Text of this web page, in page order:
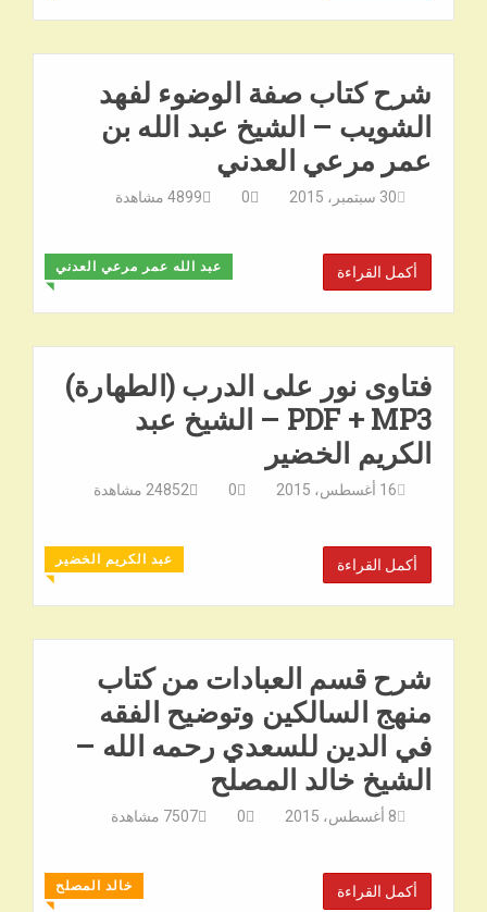
شرح كتاب صفة الوضوء لفهد
الشويب – الشيخ عبد الله بن
عمر مرعي العدني
30 سبتمبر، 2015 0
4899 مشاهدة
عبد الله عمر مرعي العدني
◥
أكمل القراءة
فتاوى نور على الدرب (الطهارة)
PDF + MP3 – الشيخ عبد
الكريم الخضير
16 أغسطس، 2015 0
24852 مشاهدة
عبد الكريم الخضير
◥
أكمل القراءة
شرح قسم العبادات من كتاب
منهج السالكين وتوضيح الفقه
في الدين للسعدي رحمه الله –
الشيخ خالد المصلح
8 أغسطس، 2015 0
7507 مشاهدة
خالد المصلح
◥
أكمل القراءة